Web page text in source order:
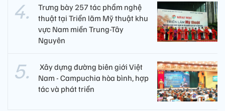
Trưng bày 257 tác phẩm nghệ
thuật tại Triển lãm Mỹ thuật khu
vực Nam miền Trung-Tây
Nguyên
​ Xây dựng đường biên giới Việt
Nam - Campuchia hòa bình, hợp
tác và phát triển